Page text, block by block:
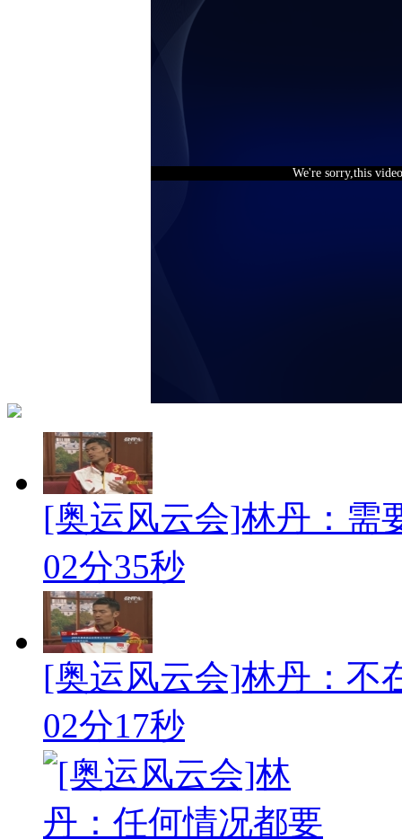
We're sorry,this
[奥运风云会]林丹：需
02分35秒
[奥运风云会]林丹：不
02分17秒